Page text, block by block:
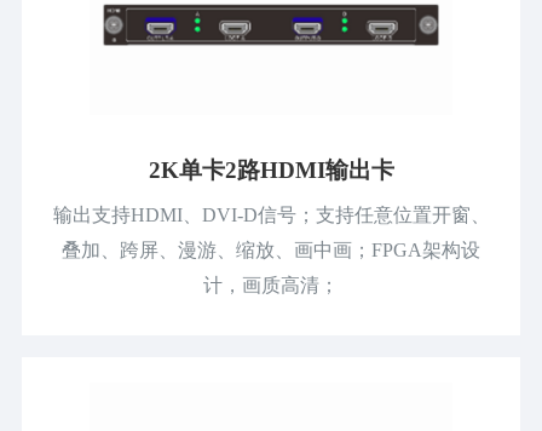
2K单卡2路HDMI输出卡
输出支持HDMI、DVI-D信号；支持任意位置开窗、
叠加、跨屏、漫游、缩放、画中画；FPGA架构设
计，画质高清；